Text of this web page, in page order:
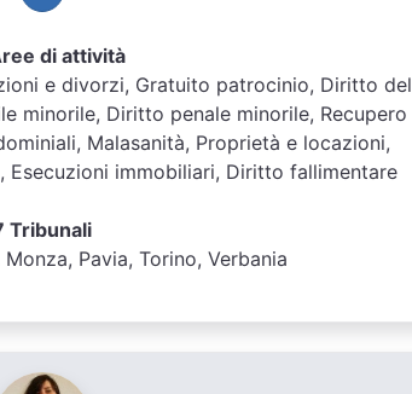
di attività
e divorzi, Gratuito patrocinio, Diritto del
minorile, Diritto penale minorile, Recupero
Malasanità, Proprietà e locazioni,
Esecuzioni immobiliari, Diritto fallimentare
Tribunali
Pavia, Torino, Verbania